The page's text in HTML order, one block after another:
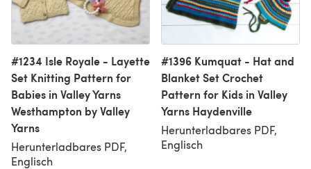
#1234 Isle Royale - Layette
Set Knitting Pattern for
Babies in Valley Yarns
Westhampton by Valley
Yarns
Herunterladbares PDF,
Englisch
#1396 Kumquat - Hat and
Blanket Set Crochet
Pattern for Kids in Valley
Yarns Haydenville
Herunterladbares PDF,
Englisch